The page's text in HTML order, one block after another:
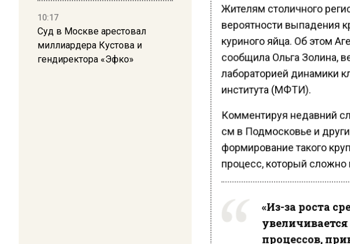
10:17
Суд в Москве арестовал
миллиардера Кустова и
гендиректора «Эфко»
Жителям столичного
вероятности выпадения
куриного яйца. Об этом
сообщила Ольга Золина,
лабораторией динамики
института (МФТИ).
Комментируя недавний
см в Подмосковье и
формирование такого
процесс, который сложно
«Из-за роста
процессов,